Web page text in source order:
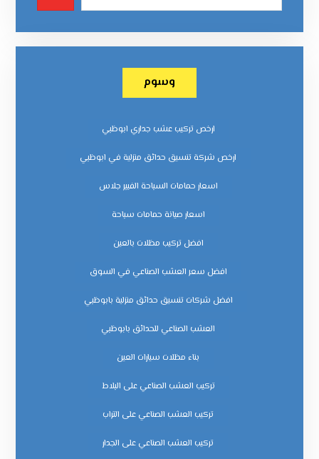
وسوم
ارخص تركيب عشب جداري ابوظبي
ارخص شركة تنسيق حدائق منزلية في ابوظبي
اسعار حمامات السباحة الفيبر جلاس
اسعار صيانة حمامات سباحة
افضل تركيب مظلات بالعين
افضل سعر العشب الصناعي في السوق
افضل شركات تنسيق حدائق منزلية بابوظبي
العشب الصناعي للحدائق بابوظبي
بناء مظلات سيارات العين
تركيب العشب الصناعي على البلاط
تركيب العشب الصناعي على التراب
تركيب العشب الصناعي على الجدار